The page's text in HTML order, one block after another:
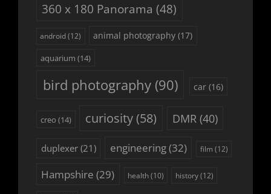
360 x 180 Panorama (48)
android(12) animal photography (17)
aquarium (14)
bird photography(90) car(16)
creo (14) curiosity(58) DMR (40)
duplexer(21) engineering(32) film (12)
Hampshire (29) health(10) history(12)